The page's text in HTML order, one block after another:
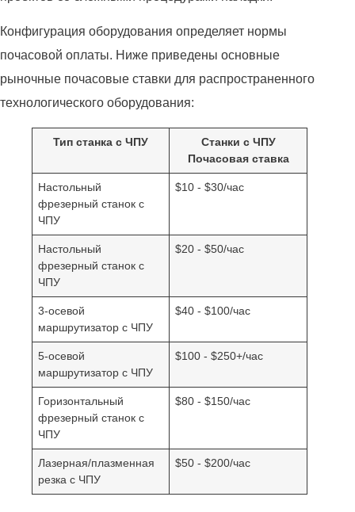
Конфигурация оборудования определяет нормы
почасовой оплаты. Ниже приведены основные
рыночные почасовые ставки для распространенного
технологического оборудования:
Тип станка с ЧПУ
Станки с ЧПУ
Почасовая ставка
Настольный
фрезерный станок с
ЧПУ
$10 - $30/час
Настольный
фрезерный станок с
ЧПУ
$20 - $50/час
3-осевой
маршрутизатор с ЧПУ
$40 - $100/час
5-осевой
маршрутизатор с ЧПУ
$100 - $250+/час
Горизонтальный
фрезерный станок с
ЧПУ
$80 - $150/час
Лазерная/плазменная
резка с ЧПУ
$50 - $200/час